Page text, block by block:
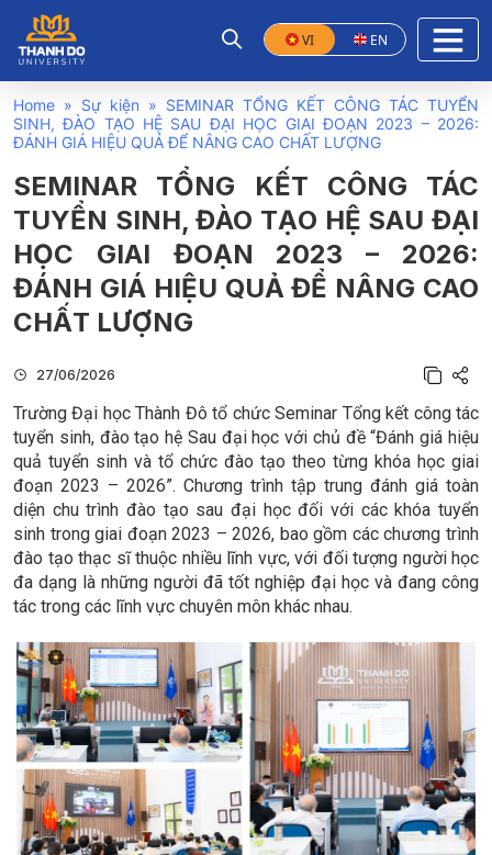
VI EN
Home » Sự kiện » SEMINAR TỔNG KẾT CÔNG TÁC TUYỂN
SINH, ĐÀO TẠO HỆ SAU ĐẠI HỌC GIAI ĐOẠN 2023 – 2026:
ĐÁNH GIÁ HIỆU QUẢ ĐỂ NÂNG CAO CHẤT LƯỢNG
SEMINAR TỔNG KẾT CÔNG TÁC
TUYỂN SINH, ĐÀO TẠO HỆ SAU ĐẠI
HỌC GIAI ĐOẠN 2023 – 2026:
ĐÁNH GIÁ HIỆU QUẢ ĐỂ NÂNG CAO
CHẤT LƯỢNG
27/06/2026
Trường Đại học Thành Đô tổ chức Seminar Tổng kết công tác
tuyển sinh, đào tạo hệ Sau đại học với chủ đề “Đánh giá hiệu
quả tuyển sinh và tổ chức đào tạo theo từng khóa học giai
đoạn 2023 – 2026”. Chương trình tập trung đánh giá toàn
diện chu trình đào tạo sau đại học đối với các khóa tuyển
sinh trong giai đoạn 2023 – 2026, bao gồm các chương trình
đào tạo thạc sĩ thuộc nhiều lĩnh vực, với đối tượng người học
đa dạng là những người đã tốt nghiệp đại học và đang công
tác trong các lĩnh vực chuyên môn khác nhau.